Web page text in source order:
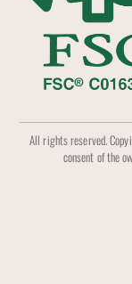
All rights reserved.
consent of the